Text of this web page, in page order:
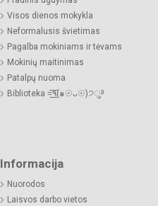
Visos dienos mokykla
Neformalusis švietimas
Pagalba mokiniams ir tėvams
Mokinių maitinimas
Patalpų nuoma
Biblioteka =͟͟͞͞٩(๑☉ᴗ☉)੭ु⁾⁾
Informacija
Nuorodos
Laisvos darbo vietos